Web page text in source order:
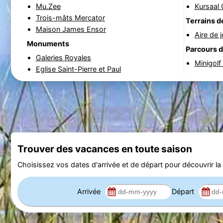
Mu.Zee
Trois-mâts Mercator
Maison James Ensor
Monuments
Galeries Royales
Eglise Saint-Pierre et Paul
Kursaal
Terrains
Aire de
Parcours
Minigolf
Trouver des vacances en toute saison
Choisissez vos dates d'arrivée et de départ pour découvrir
Arrivée Départ